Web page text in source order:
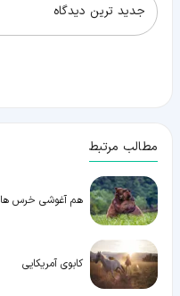
جدید ترین دیدگاه
مطالب مرتبط
هم آغوشی خرس ها
کابوی آمریکایی